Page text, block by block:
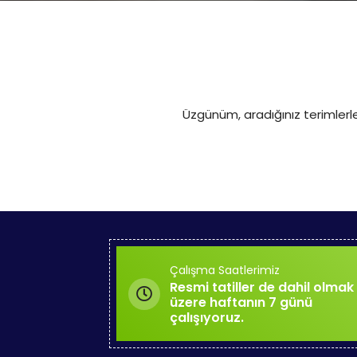
Üzgünüm, aradığınız
Çalışma Saatlerimiz
Resmi tatiller de dahil olmak
üzere haftanın 7 günü
çalışıyoruz.